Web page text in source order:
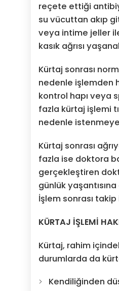
reçete ettiği
su vücuttan akıp
veya intime jeller
kasık ağrısı
Kürtaj sonrası
nedenle işlemden
kontrol hapı veya
fazla kürtaj işlemi
nedenle
Kürtaj sonrası
fazla ise doktora
gerçekleştiren
günlük
İşlem sonrası
KÜRTAJ İŞLEMİ
Kürtaj, rahim
durumlarda da
Kendiliğinden